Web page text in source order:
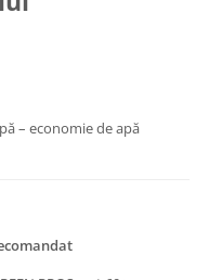
– economie de apă